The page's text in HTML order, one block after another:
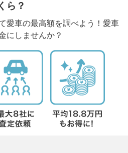
ら？
愛車の最高額を調べよう！愛車
にしませんか？